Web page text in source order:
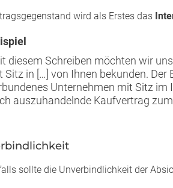
wird als Erstes das
diesem Schreiben möchten wir
Sitz in […] von Ihnen bekunden.
Unternehmen mit Sitz im
auszuhandelnde Kaufvertrag
sollte die Unverbindlichkeit der